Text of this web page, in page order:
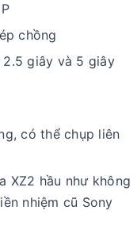
chồng
giây và 5 giây
có thể chụp liên
XZ2 hầu như không
nhiệm cũ Sony